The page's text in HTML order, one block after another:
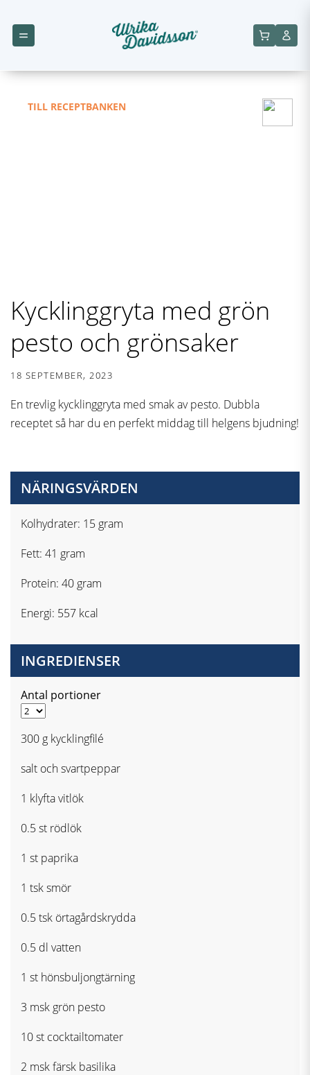
TILL RECEPTBANKEN
Kycklinggryta med grön
pesto och grönsaker
18 SEPTEMBER, 2023
En trevlig kycklinggryta med smak av pesto. Dubbla
receptet så har du en perfekt middag till helgens bjudning!
NÄRINGSVÄRDEN
Kolhydrater: 15 gram
Fett: 41 gram
Protein: 40 gram
Energi: 557 kcal
INGREDIENSER
Antal portioner
300 g kycklingfilé
salt och svartpeppar
1 klyfta vitlök
0.5 st rödlök
1 st paprika
1 tsk smör
0.5 tsk örtagårdskrydda
0.5 dl vatten
1 st hönsbuljongtärning
3 msk grön pesto
10 st cocktailtomater
2 msk färsk basilika